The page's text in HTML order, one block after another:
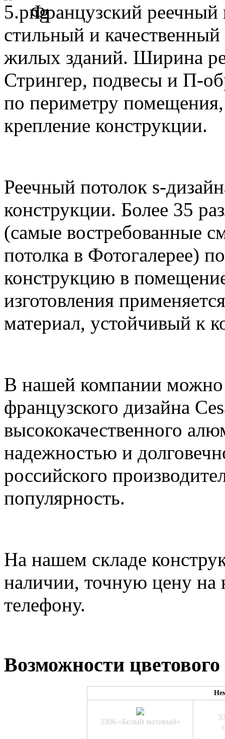
Французский
стильный и
жилых зданий. Ширина
Стрингер, подвесы и П-
по периметру
крепление конструкции.
Реечный потолок s-
конструкции. Более 35
(самые востребованные
потолка в Фотогалерее)
конструкцию в
изготовления
материал, устойчивый к
В нашей компании можно
французского дизайна
высококачественного
надежностью и
российского
популярность.
На нашем складе
наличии, точную цену на
телефону.
Возможности
3306 «Белый матовый»